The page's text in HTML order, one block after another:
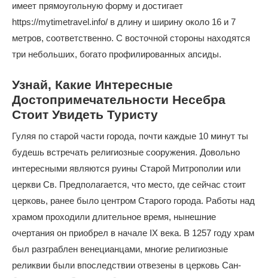
имеет прямоугольную форму и достигает
https://mytimetravel.info/ в длину и ширину около 16 и 7
метров, соответственно. С восточной стороны находятся
три небольших, богато профилированных апсиды.
Узнай, Какие Интересные
Достопримечательности Несебра
Стоит Увидеть Туристу
Гуляя по старой части города, почти каждые 10 минут ты
будешь встречать религиозные сооружения. Довольно
интересными являются руины Старой Митрополии или
церкви Св. Предполагается, что место, где сейчас стоит
церковь, ранее было центром Старого города. Работы над
храмом проходили длительное время, нынешние
очертания он приобрел в начале IX века. В 1257 году храм
был разграблен венецианцами, многие религиозные
реликвии были впоследствии отвезены в церковь Сан-